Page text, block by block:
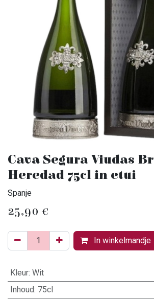
Cava Segura Viudas
Heredad 75cl in etui
Spanje
25,90 €
In winkelmandje
Kleur: Wit
Inhoud: 75cl